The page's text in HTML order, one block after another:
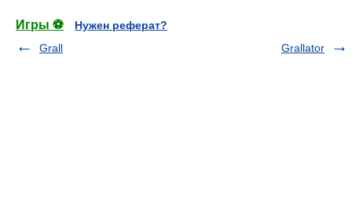
Игры ⚽
Нужен реферат?
Grall
Grallator